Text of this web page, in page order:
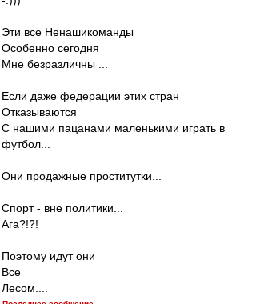
Эти все Ненашикоманды
Особенно сегодня
Мне безразличны ...
Если даже федерации этих стран
Отказываются
С нашими пацанами маленькими играть в
футбол...
Они продажные проститутки...
Спорт - вне политики...
Ага?!?!
Поэтому идут они
Все
Лесом....